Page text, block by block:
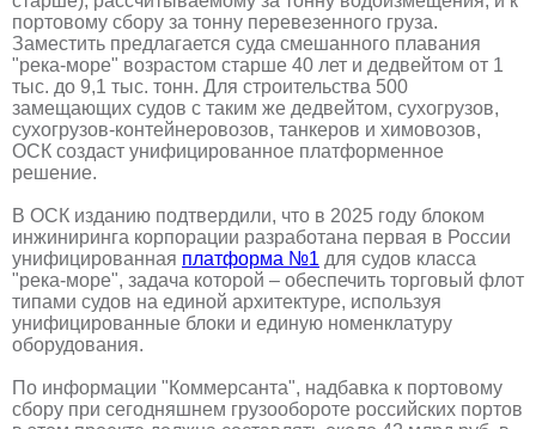
портовому сбору за тонну перевезенного груза.
Заместить предлагается суда смешанного плавания
"река-море" возрастом старше 40 лет и дедвейтом от 1
тыс. до 9,1 тыс. тонн. Для строительства 500
замещающих судов с таким же дедвейтом, сухогрузов,
сухогрузов-контейнеровозов, танкеров и химовозов,
ОСК создаст унифицированное платформенное
решение.
В ОСК изданию подтвердили, что в 2025 году блоком
инжиниринга корпорации разработана первая в России
унифицированная платформа №1 для судов класса
"река-море", задача которой – обеспечить торговый флот
типами судов на единой архитектуре, используя
унифицированные блоки и единую номенклатуру
оборудования.
По информации "Коммерсанта", надбавка к портовому
сбору при сегодняшнем грузообороте российских портов